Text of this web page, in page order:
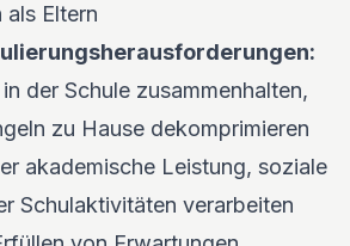
als Eltern
der Schule zusammenhalten,
zu Hause dekomprimieren
akademische Leistung, soziale
Schulaktivitäten verarbeiten